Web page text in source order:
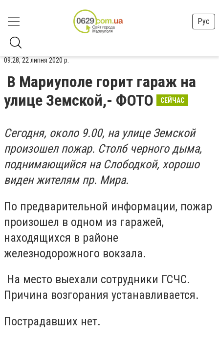
Рус
09:28, 22 липня 2020 р.
В Мариуполе горит гараж на
улице Земской,- ФОТО
СЕЙЧАС
Сегодня, около 9.00, на улице Земской
произошел пожар. Столб черного дыма,
поднимающийся на Слободкой, хорошо
виден жителям пр. Мира.
По предварительной информации, пожар
произошел в одном из гаражей,
находящихся в районе
железнодорожного вокзала.
На место выехали сотрудники ГСЧС.
Причина возгорания устанавливается.
Пострадавших нет.